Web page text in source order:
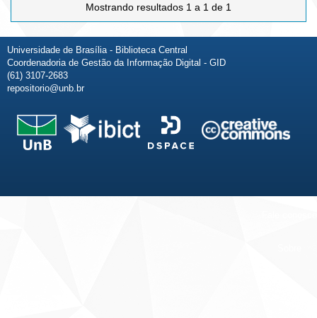
Mostrando resultados 1 a 1 de 1
Universidade de Brasília - Biblioteca Central
Coordenadoria de Gestão da Informação Digital - GID
(61) 3107-2683
repositorio@unb.br